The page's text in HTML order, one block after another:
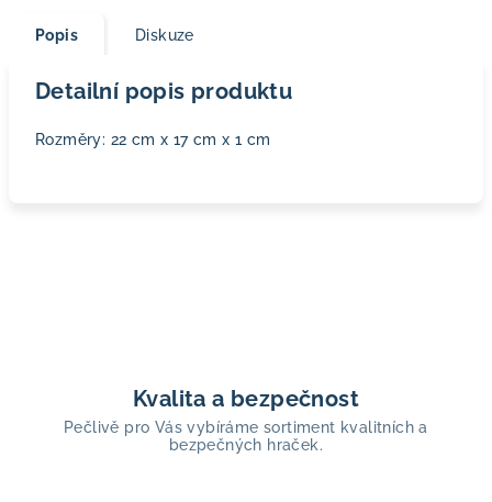
Popis Diskuze
Detailní popis produktu
Rozměry: 22 cm x 17 cm x 1 cm
Kvalita a bezpečnost
Pečlivě pro Vás vybíráme sortiment kvalitních a
bezpečných hraček.